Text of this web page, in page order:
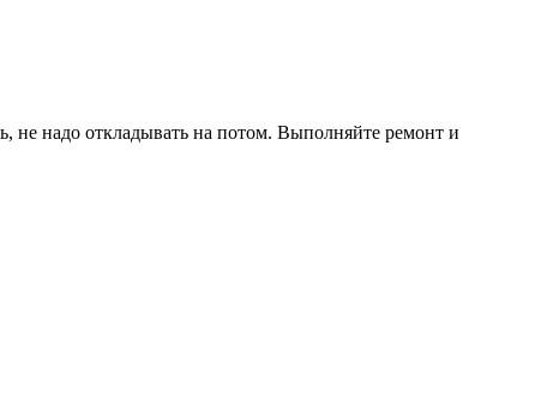
не надо откладывать на потом. Выполняйте ремонт и